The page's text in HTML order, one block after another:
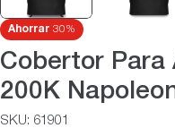
Ahorrar 30%
Cobertor Para
200K
SKU: 61901